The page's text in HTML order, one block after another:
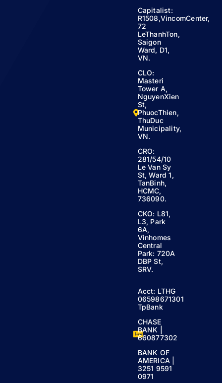
Capitalist:
R1508,VincomCenter,
72
LeThanhTon,
Saigon
Ward, D1,
VN.
CLO:
Masteri
Tower A,
NguyenXien
St,
PhuocThien,
ThuDuc
Municipality,
VN.
CRO:
281/54/10
Le Van Sy
St, Ward 1,
TanBinh,
HCMC,
736090.
CKO: L81,
L3, Park
6A,
Vinhomes
Central
Park: 720A
DBP St,
SRV.
Acct: LTHG
06598671301
TpBank
CHASE
BANK |
660877302
BANK OF
AMERICA |
3251 9591
0971